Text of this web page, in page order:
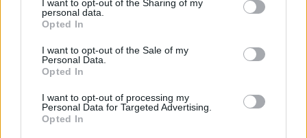
not limited to your visit or usage behaviour. You may click to
grant or deny consent to Google and its third-party tags to
use your data for below specified purposes in below Google
consent section.
I want to opt-out of the Sharing of my
personal data.
Opted In
I want to opt-out of the Sale of my
Personal Data.
Opted In
I want to opt-out of processing my
Personal Data for Targeted Advertising.
Opted In
gören gevrek yeşil marul yapraklarının içine özenle
yerleştirilmiş taze, renkli ve sağlıklı malzemeleri
vurguluyor. Görüntü, her bir malzemenin tazeliğini
ve canlı dokularını artıran, aynı zamanda temiz ve
modern bir mutfak estetiğini koruyan yumuşak
plandaki sarmaları net bir şekilde odakta tutarken
arka plandaki unsurları yumuşak bir şekilde